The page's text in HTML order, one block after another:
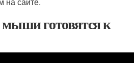
мыши готовятся к